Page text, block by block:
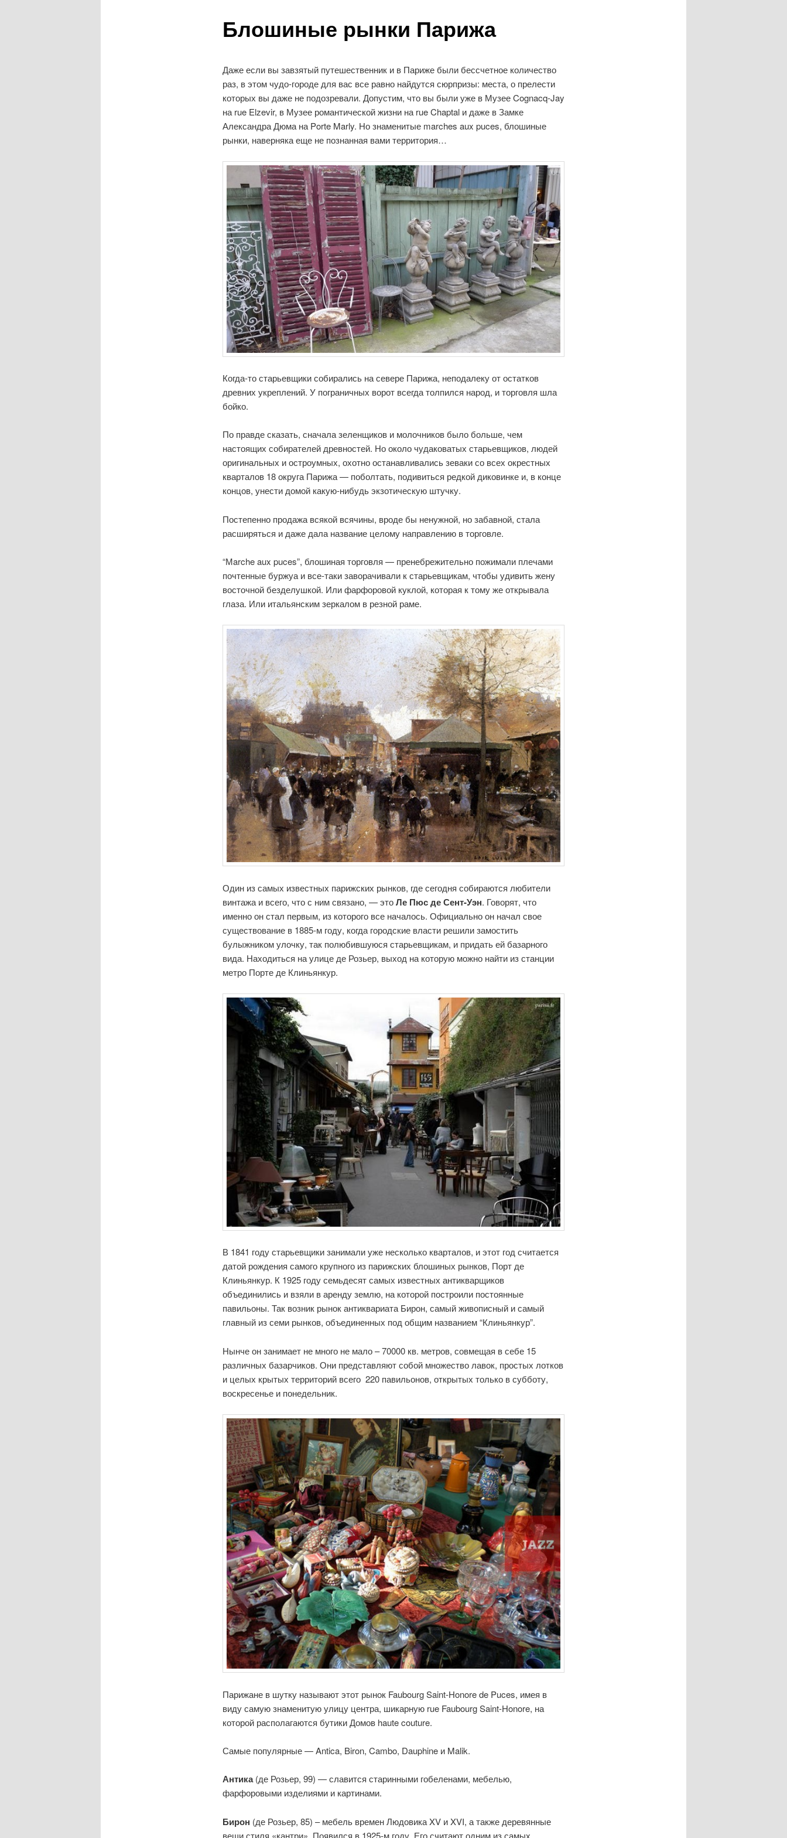
Блошиные рынки Парижа
Даже если вы завзятый путешественник и в Париже были бессчетное количество
раз, в этом чудо-городе для вас все равно найдутся сюрпризы: места, о прелести
которых вы даже не подозревали. Допустим, что вы были уже в Музее Cognacq-Jay
на rue Elzevir, в Музее романтической жизни на rue Chaptal и даже в Замке
Александра Дюма на Porte Marly. Но знаменитые marches aux puces, блошиные
рынки, наверняка еще не познанная вами территория…
Когда-то старьевщики собирались на севере Парижа, неподалеку от остатков
древних укреплений. У пограничных ворот всегда толпился народ, и торговля шла
бойко.
По правде сказать, сначала зеленщиков и молочников было больше, чем
настоящих собирателей древностей. Но около чудаковатых старьевщиков, людей
оригинальных и остроумных, охотно останавливались зеваки со всех окрестных
кварталов 18 округа Парижа — поболтать, подивиться редкой диковинке и, в конце
концов, унести домой какую-нибудь экзотическую штучку.
Постепенно продажа всякой всячины, вроде бы ненужной, но забавной, стала
расширяться и даже дала название целому направлению в торговле.
“Мarche aux puces”, блошиная торговля — пренебрежительно пожимали плечами
почтенные буржуа и все-таки заворачивали к старьевщикам, чтобы удивить жену
восточной безделушкой. Или фарфоровой куклой, которая к тому же открывала
глаза. Или итальянским зеркалом в резной раме.
Один из самых известных парижских рынков, где сегодня собираются любители
винтажа и всего, что с ним связано, — этоЛе Пюс де Сент-Уэн. Говорят, что
именно он стал первым, из которого все началось. Официально он начал свое
существование в 1885-м году, когда городские власти решили замостить
булыжником улочку, так полюбившуюся старьевщикам, и придать ей базарного
вида. Находиться на улице де Розьер, выход на которую можно найти из станции
метро Порте де Клиньянкур.
В 1841 году старьевщики занимали уже несколько кварталов, и этот год считается
датой рождения самого крупного из парижских блошиных рынков, Порт де
Клиньянкур. К 1925 году семьдесят самых известных антикварщиков
объединились и взяли в аренду землю, на которой построили постоянные
павильоны. Так возник рынок антиквариата Бирон, самый живописный и самый
главный из семи рынков, объединенных под общим названием “Клиньянкур”.
Нынче он занимает не много не мало – 70000 кв. метров, совмещая в себе 15
различных базарчиков. Они представляют собой множество лавок, простых лотков
и целых крытых территорий всего 220 павильонов, открытых только в субботу,
воскресенье и понедельник.
Парижане в шутку называют этот рынок Faubourg Saint-Honore de Puces, имея в
виду самую знаменитую улицу центра, шикарную rue Faubourg Saint-Honore, на
которой располагаются бутики Домов haute couture.
Самые популярные — Antica, Biron, Cambo, Dauphine и Malik.
Антика(де Розьер, 99) — славится старинными гобеленами, мебелью,
фарфоровыми изделиями и картинами.
Бирон (де Розьер, 85) – мебель времен Людовика XV и XVI, а также деревянные
вещи стиля «кантри». Появился в 1925-м году. Его считают одним из самых